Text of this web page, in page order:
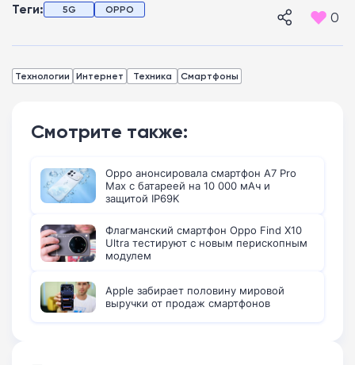
Теги: 5G OPPO 0
Технологии Интернет Техника Смартфоны
Смотрите также:
Oppo анонсировала смартфон A7 Pro
Max с батареей на 10 000 мАч и
защитой IP69K
Флагманский смартфон Oppo Find X10
Ultra тестируют с новым перископным
модулем
Apple забирает половину мировой
выручки от продаж смартфонов